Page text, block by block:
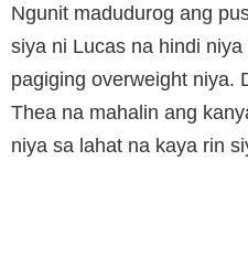
Ngunit madudurog ang
siya ni Lucas na hindi
pagiging overweight niya.
Thea na mahalin ang
niya sa lahat na kaya rin